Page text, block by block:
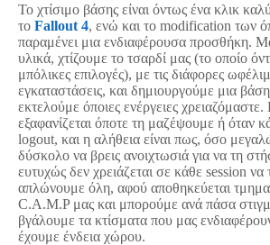
Το χτίσιμο βάσης είναι όντως ένα κλικ
το Fallout 4, ενώ και το modification των
παραμένει μια ενδιαφέρουσα προσθήκη.
υλικά, χτίζουμε το τσαρδί μας (το οποίο
μπόλικες επιλογές), με τις διάφορες
εγκαταστάσεις, και δημιουργούμε μια
εκτελούμε όποιες ενέργειες
εξαφανίζεται όποτε τη μαζέψουμε ή όταν
logout, και η αλήθεια είναι πως, όσο
δύσκολο να βρεις ανοιχτωσιά για να τη
ευτυχώς δεν χρειάζεται σε κάθε session να
απλώνουμε όλη, αφού αποθηκεύεται
C.A.M.P μας και μπορούμε ανά πάσα
βγάλουμε τα κτίσματα που μας
έχουμε ένδεια χώρου.